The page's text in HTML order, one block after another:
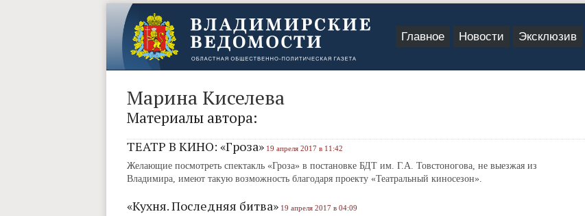
Главное Новости Эксклюзив
Марина Киселева
Материалы автора:
ТЕАТР В КИНО: «Гроза» 19 апреля 2017 в 11:42
Желающие посмотреть спектакль «Гроза» в постановке БДТ им. Г.А. Товстоногова, не выезжая из
Владимира, имеют такую возможность благодаря проекту «Театральный киносезон».
«Кухня. Последняя битва» 19 апреля 2017 в 04:09